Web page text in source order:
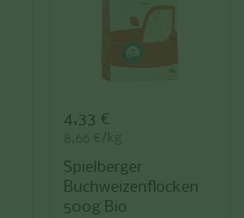
Preis:
4,33 €
Spielberger
Buchweizenflocken
500g Bio